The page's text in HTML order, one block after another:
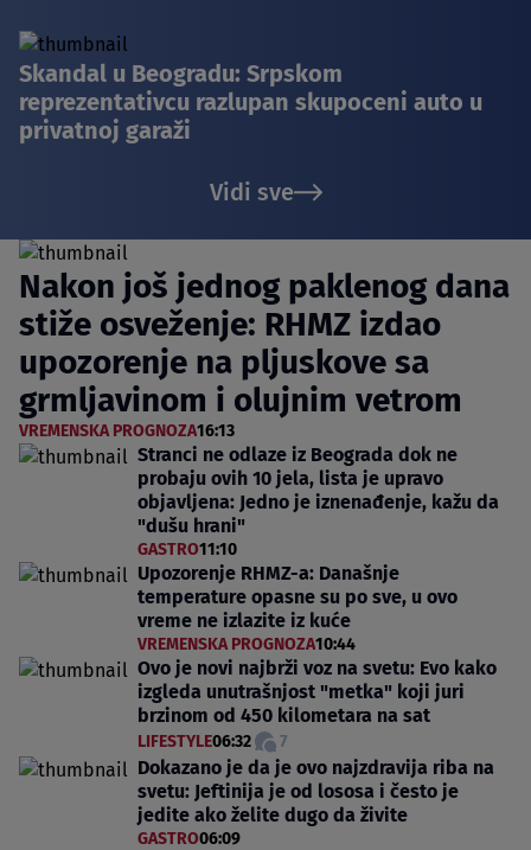
Skandal u Beogradu: Srpskom
reprezentativcu razlupan skupoceni auto u
privatnoj garaži
Vidi sve
Nakon još jednog paklenog dana
stiže osveženje: RHMZ izdao
upozorenje na pljuskove sa
grmljavinom i olujnim vetrom
VREMENSKA PROGNOZA16:13
Stranci ne odlaze iz Beograda dok ne
probaju ovih 10 jela, lista je upravo
objavljena: Jedno je iznenađenje, kažu da
"dušu hrani"
GASTRO11:10
Upozorenje RHMZ-a: Današnje
temperature opasne su po sve, u ovo
vreme ne izlazite iz kuće
VREMENSKA PROGNOZA10:44
Ovo je novi najbrži voz na svetu: Evo kako
izgleda unutrašnjost "metka" koji juri
brzinom od 450 kilometara na sat
LIFESTYLE06:32 7
Dokazano je da je ovo najzdravija riba na
svetu: Jeftinija je od lososa i često je
jedite ako želite dugo da živite
GASTRO06:09